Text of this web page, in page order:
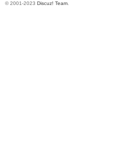
© 2001-2023 Discuz! Team